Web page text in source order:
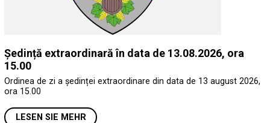
Ședință extraordinară în data de 13.08.2026, ora
15.00
Ordinea de zi a ședinței extraordinare din data de 13 august 2026,
ora 15.00
LESEN SIE MEHR